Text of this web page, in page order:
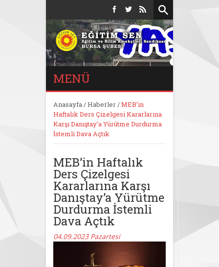
MENÜ
Anasayfa/Haberler/MEB’in
Haftalık Ders Çizelgesi Kararlarına
Karşı Danıştay’a Yürütme Durdurma
İstemli Dava Açtık
MEB’in Haftalık
Ders Çizelgesi
Kararlarına Karşı
Danıştay’a Yürütme
Durdurma İstemli
Dava Açtık
04.09.2023 Pazartesi